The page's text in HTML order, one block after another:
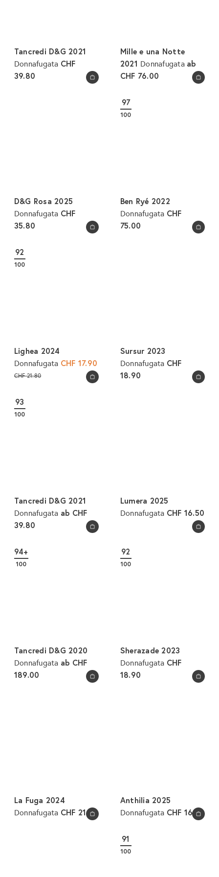
In den Warenkorb legen
Tancredi D&G 2021
Donnafugata CHF
39.80
In den Warenkorb legen
Mille e una Notte
2021 Donnafugata ab
CHF 76.00
In den Warenkorb legen
D&G Rosa 2025
Donnafugata CHF
35.80
In den Warenkorb legen
97
100
Ben Ryé 2022
Donnafugata CHF
75.00
In den Warenkorb legen
92
100
Lighea 2024
Donnafugata S
CHF 17.90
N
r
m
s
CHF 21.80 In den Warenkorb legen
Sursur 2023
Donnafugata CHF
18.90
In den Warenkorb legen
93
100
Tancredi D&G 2021
Donnafugata ab CHF
39.80
In den Warenkorb legen
Lumera 2025
Donnafugata CHF 16.50
In den Warenkorb legen
94+
100
Tancredi D&G 2020
Donnafugata ab CHF
189.00
In den Warenkorb legen
92
100
Sherazade 2023
Donnafugata CHF
18.90
In den Warenkorb legen
La Fuga 2024
Donnafugata CHF 21.80 In den Warenkorb legen
Anthilia 2025
Donnafugata CHF 16.50
91
100